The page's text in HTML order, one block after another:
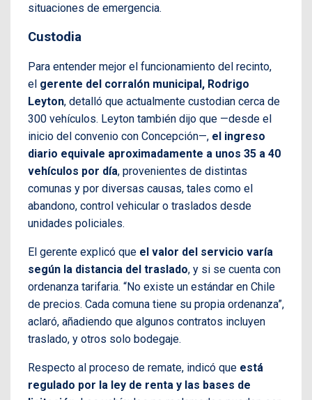
situaciones de emergencia.
Custodia
Para entender mejor el funcionamiento del recinto,
el gerente del corralón municipal, Rodrigo
Leyton, detalló que actualmente custodian cerca de
300 vehículos. Leyton también dijo que —desde el
inicio del convenio con Concepción—, el ingreso
diario equivale aproximadamente a unos 35 a 40
vehículos por día, provenientes de distintas
comunas y por diversas causas, tales como el
abandono, control vehicular o traslados desde
unidades policiales.
El gerente explicó que el valor del servicio varía
según la distancia del traslado, y si se cuenta con
ordenanza tarifaria. “No existe un estándar en Chile
de precios. Cada comuna tiene su propia ordenanza”,
aclaró, añadiendo que algunos contratos incluyen
traslado, y otros solo bodegaje.
Respecto al proceso de remate, indicó que está
regulado por la ley de renta y las bases de